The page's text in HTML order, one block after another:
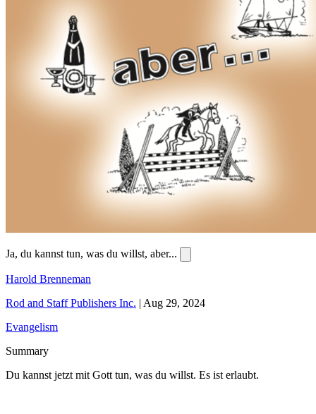
Ja, du kannst tun, was du willst, aber...
Harold Brenneman
Rod and Staff Publishers Inc. | Aug 29, 2024
Evangelism
Summary
Du kannst jetzt mit Gott tun, was du willst. Es ist erlaubt.